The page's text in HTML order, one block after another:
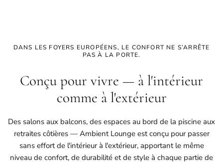
DANS LES FOYERS EUROPÉENS, LE CONFORT NE S’ARRÊTE
PAS À LA PORTE.
Conçu pour vivre — à l'intérieur
comme à l'extérieur
Des salons aux balcons, des espaces au bord de la piscine aux
retraites côtières — Ambient Lounge est conçu pour passer
sans effort de l'intérieur à l'extérieur, apportant le même
niveau de confort, de durabilité et de style à chaque partie de